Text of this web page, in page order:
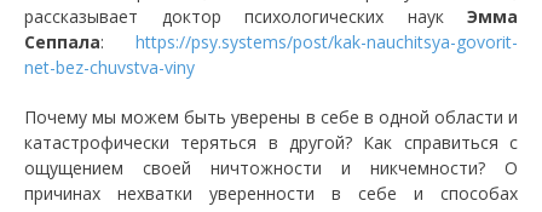
рассказывает доктор психологических наук Эмма
Сеппала: https://psy.systems/post/kak-nauchitsya-govorit-
net-bez-chuvstva-viny
Почему мы можем быть уверены в себе в одной области и
катастрофически теряться в другой? Как справиться с
ощущением своей ничтожности и никчемности? О
причинах нехватки уверенности в себе и способах